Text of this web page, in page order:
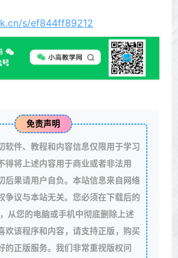
s/ef844ff89212
免责声明
软件、教程和内容信息仅限用于学习
得将上述内容用于商业或者非法用
后果请用户自负。本站信息来自网络
争议与本站无关。您必须在下载后的
从您的电脑或手机中彻底删除上述
欢该程序和内容，请支持正版，购买
的正版服务。我们非常重视版权问